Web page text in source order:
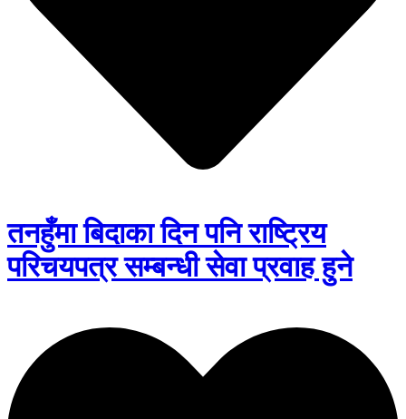
तनहुँमा बिदाका दिन पनि राष्ट्रिय
परिचयपत्र सम्बन्धी सेवा प्रवाह हुने